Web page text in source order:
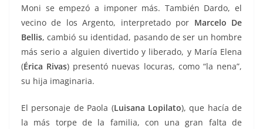
Moni se empezó a imponer más. También Dardo, el
vecino de los Argento, interpretado por Marcelo De
Bellis, cambió su identidad, pasando de ser un hombre
más serio a alguien divertido y liberado, y María Elena
(Érica Rivas) presentó nuevas locuras, como “la nena”,
su hija imaginaria.
El personaje de Paola (Luisana Lopilato), que hacía de
la más torpe de la familia, con una gran falta de